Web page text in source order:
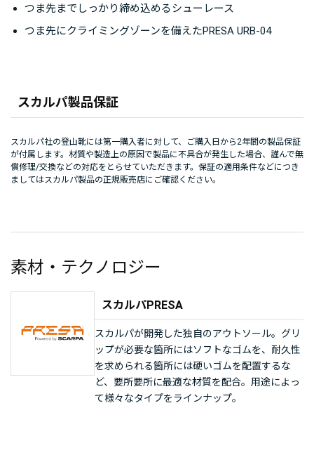
スカルパ製品保証
スカルパ社の登山靴には第一購入者に対して、ご購入日から2年間の製品保証
が付属します。材質や製造上の原因で製品に不具合が発生した場合、謹んで無
償修理/交換などの対応をとらせていただきます。保証の適用条件などにつき
ましてはスカルパ製品の正規販売店にご確認ください。
つま先までしっかり締め込めるシューレース
つま先にクライミングゾーンを備えたPRESA URB-04
素材・テクノロジー
スカルパPRESA
スカルパが開発した独自のアウトソール。グリ
ップが必要な箇所にはソフトなゴムを、耐久性
を求められる箇所には硬いゴムを配置するな
ど、要所要所に最適な材質を配合。用途によっ
て様々なタイプをラインナップ。